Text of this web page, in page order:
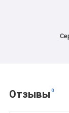
Отзывы 0